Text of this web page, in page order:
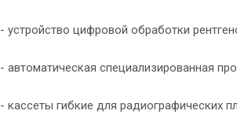
- устройство цифровой обработки
- автоматическая специализированная
- кассеты гибкие для радиографических